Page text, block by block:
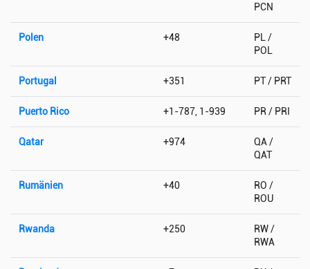
PCN
Polen +48
PL /
POL
Portugal +351 PT / PRT
Puerto Rico +1-787, 1-939 PR / PRI
Qatar +974
QA /
QAT
Rumänien +40
RO /
ROU
Rwanda +250
RW /
RWA